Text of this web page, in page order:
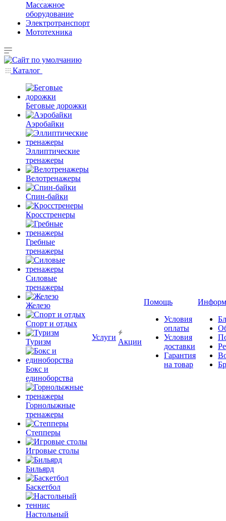
Массажное
оборудование
Электротранспорт
Мототехника
Каталог
Беговые дорожки
Аэробайки
Эллиптические
тренажеры
Велотренажеры
Спин-байки
Кросстренеры
Гребные
тренажеры
Силовые
тренажеры
Железо
Спорт и отдых
Туризм
Бокс и
единоборства
Горнолыжные
тренажеры
Степперы
Игровые столы
Бильярд
Баскетбол
Настольный
Услуги
Акции
Помощь
Условия
оплаты
Условия
доставки
Гарантия
на товар